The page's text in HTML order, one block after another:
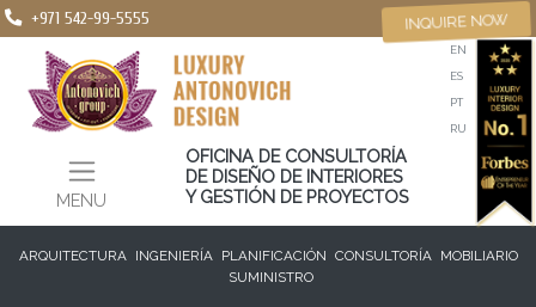
+971 542-99-5555
MENU
EN
ES
PT
RU
OFICINA DE CONSULTORÍA
DE DISEÑO DE INTERIORES
Y GESTIÓN DE PROYECTOS
INQUIRE NOW
ARQUITECTURA INGENIERÍA PLANIFICACIÓN CONSULTORÍA
MOBILIARIO
SUMINISTRO